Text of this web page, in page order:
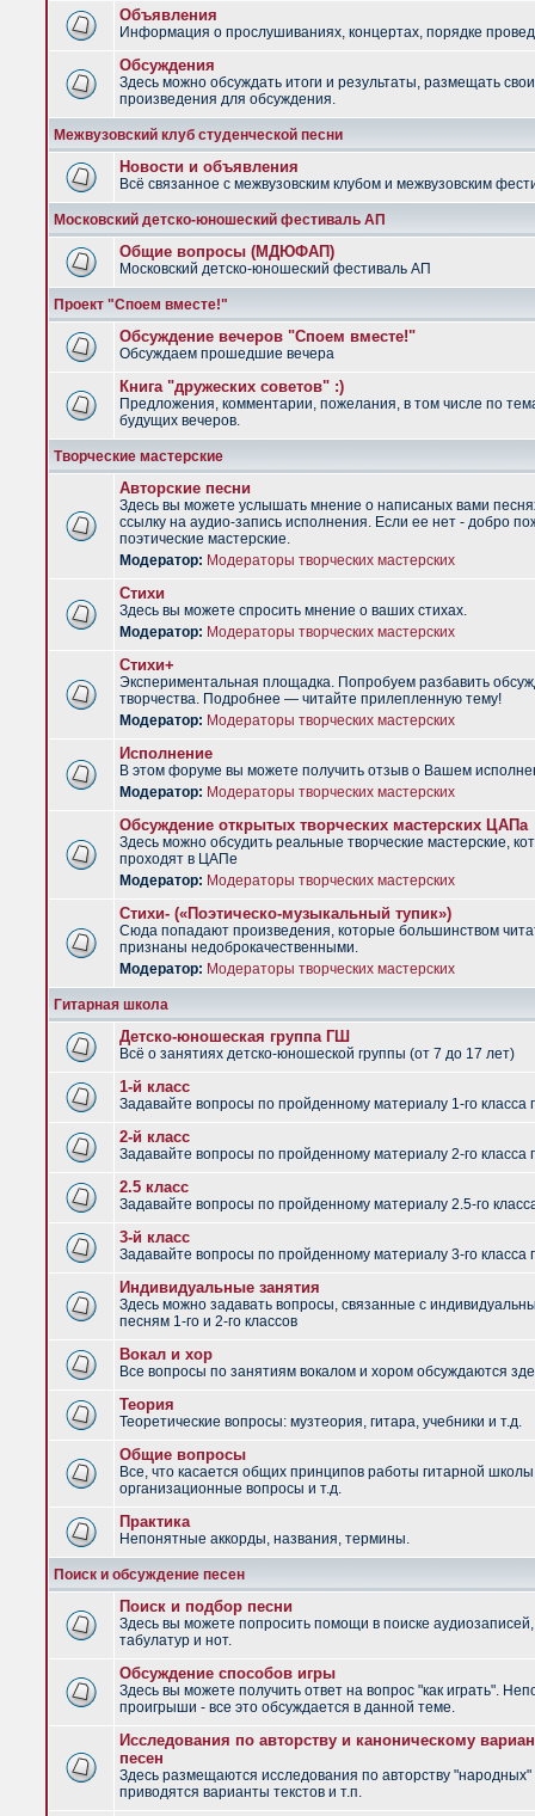
Объявления
Информация о прослушиваниях, концертах, порядке
Обсуждения
Здесь можно обсуждать итоги и результаты, размещать
произведения для обсуждения.
Межвузовский клуб студенческой песни
Новости и объявления
Всё связанное с межвузовским клубом и межвузовским
Московский детско-юношеский фестиваль АП
Общие вопросы (МДЮФАП)
Московский детско-юношеский фестиваль АП
Проект "Споем вместе!"
Обсуждение вечеров "Споем вместе!"
Обсуждаем прошедшие вечера
Книга "дружеских советов" :)
Предложения, комментарии, пожелания, в том числе по
будущих вечеров.
Творческие мастерские
Авторские песни
Здесь вы можете услышать мнение о написаных вами
ссылку на аудио-запись исполнения. Если ее нет - добро
поэтические мастерские.
Модератор: Модераторы творческих мастерских
Стихи
Здесь вы можете спросить мнение о ваших стихах.
Модератор: Модераторы творческих мастерских
Стихи+
Экспериментальная площадка. Попробуем разбавить
творчества. Подробнее — читайте прилепленную тему!
Модератор: Модераторы творческих мастерских
Исполнение
В этом форуме вы можете получить отзыв о Вашем
Модератор: Модераторы творческих мастерских
Обсуждение открытых творческих мастерских ЦАПа
Здесь можно обсудить реальные творческие мастерские,
проходят в ЦАПе
Модератор: Модераторы творческих мастерских
Стихи- («Поэтическо-музыкальный тупик»)
Сюда попадают произведения, которые большинством
признаны недоброкачественными.
Модератор: Модераторы творческих мастерских
Гитарная школа
Детско-юношеская группа ГШ
Всё о занятиях детско-юношеской группы (от 7 до 17 лет)
1-й класс
Задавайте вопросы по пройденному материалу 1-го класса
2-й класс
Задавайте вопросы по пройденному материалу 2-го класса
2.5 класс
Задавайте вопросы по пройденному материалу 2.5-го
3-й класс
Задавайте вопросы по пройденному материалу 3-го класса
Индивидуальные занятия
Здесь можно задавать вопросы, связанные с
песням 1-го и 2-го классов
Вокал и хор
Все вопросы по занятиям вокалом и хором обсуждаются
Теория
Теоретические вопросы: музтеория, гитара, учебники и т.д.
Общие вопросы
Все, что касается общих принципов работы гитарной
организационные вопросы и т.д.
Практика
Непонятные аккорды, названия, термины.
Поиск и обсуждение песен
Поиск и подбор песни
Здесь вы можете попросить помощи в поиске аудиозаписей,
табулатур и нот.
Обсуждение способов игры
Здесь вы можете получить ответ на вопрос "как играть".
проигрыши - все это обсуждается в данной теме.
Исследования по авторству и каноническому
песен
Здесь размещаются исследования по авторству "народных"
приводятся варианты текстов и т.п.